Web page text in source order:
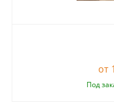
Под